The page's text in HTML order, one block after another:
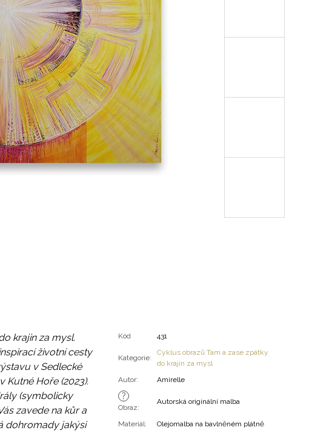
krajin za mysl.
životní cesty
v Sedlecké
Kutné Hoře (2023).
(symbolicky
zavede na kůr a
dohromady jakýsi
Kód 431
Kategorie:
Cyklus obrazů Tam a zase zpátky
do krajin za mysl
Autor: Amirelle
?
Obraz:
Autorská originální malba
Materiál:
Olejomalba na bavlněném plátně